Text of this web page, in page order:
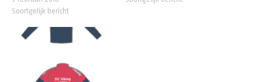
Soortgelijk bericht